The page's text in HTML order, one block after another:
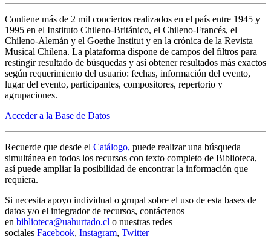
Contiene más de 2 mil conciertos realizados en el país entre 1945 y
1995 en el Instituto Chileno-Británico, el Chileno-Francés, el
Chileno-Alemán y el Goethe Institut y en la crónica de la Revista
Musical Chilena. La plataforma dispone de campos del filtros para
restingir resultado de búsquedas y así obtener resultados más exactos
según requerimiento del usuario: fechas, información del evento,
lugar del evento, participantes, compositores, repertorio y
agrupaciones.
Acceder a la Base de Datos
Recuerde que desde el Catálogo, puede realizar una búsqueda
simultánea en todos los recursos con texto completo de Biblioteca,
así puede ampliar la posibilidad de encontrar la información que
requiera.
Si necesita apoyo individual o grupal sobre el uso de esta bases de
datos y/o el integrador de recursos, contáctenos
en biblioteca@uahurtado.cl o nuestras redes
sociales Facebook, Instagram, Twitter